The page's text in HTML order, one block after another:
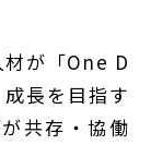
材が「One D
長を目指す
共存・協働